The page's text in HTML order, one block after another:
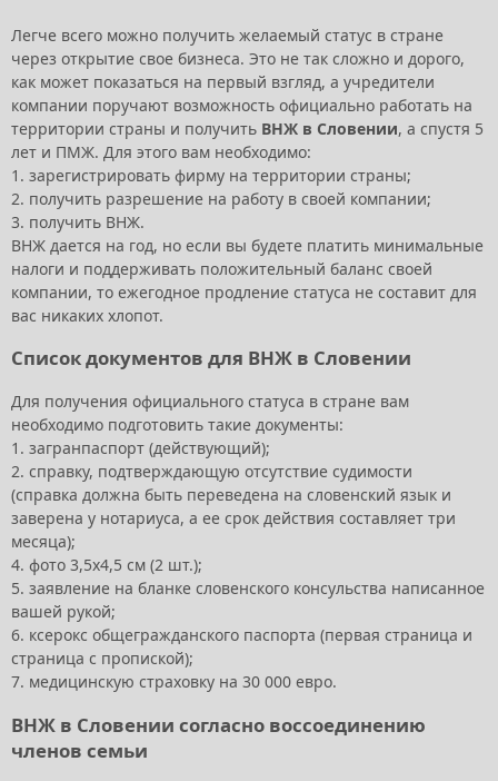
Легче всего можно получить желаемый статус в стране
через открытие свое бизнеса. Это не так сложно и дорого,
как может показаться на первый взгляд, а учредители
компании поручают возможность официально работать на
территории страны и получить ВНЖ в Словении, а спустя 5
лет и ПМЖ. Для этого вам необходимо:
1. зарегистрировать фирму на территории страны;
2. получить разрешение на работу в своей компании;
3. получить ВНЖ.
ВНЖ дается на год, но если вы будете платить минимальные
налоги и поддерживать положительный баланс своей
компании, то ежегодное продление статуса не составит для
вас никаких хлопот.
Список документов для ВНЖ в Словении
Для получения официального статуса в стране вам
необходимо подготовить такие документы:
1. загранпаспорт (действующий);
2. справку, подтверждающую отсутствие судимости
(справка должна быть переведена на словенский язык и
заверена у нотариуса, а ее срок действия составляет три
месяца);
4. фото 3,5х4,5 см (2 шт.);
5. заявление на бланке словенского консульства написанное
вашей рукой;
6. ксерокс общегражданского паспорта (первая страница и
страница с пропиской);
7. медицинскую страховку на 30 000 евро.
ВНЖ в Словении согласно воссоединению
членов семьи